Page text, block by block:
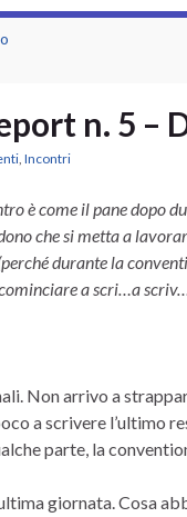
n. 5 –
, Incontri
è come il pane dopo
che si metta a
durante la
a scri…a
Non arrivo a
a scrivere l’ultimo
parte, la
giornata. Cosa